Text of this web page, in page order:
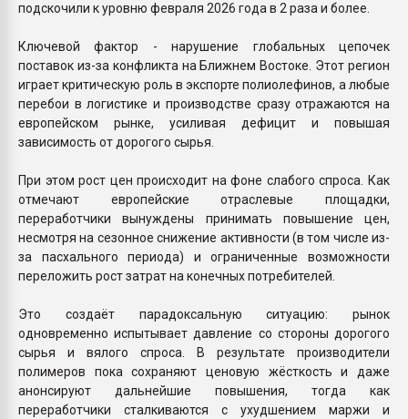
подскочили к уровню февраля 2026 года в 2 раза и более.
Ключевой фактор - нарушение глобальных цепочек
поставок из-за конфликта на Ближнем Востоке. Этот регион
играет критическую роль в экспорте полиолефинов, а любые
перебои в логистике и производстве сразу отражаются на
европейском рынке, усиливая дефицит и повышая
зависимость от дорогого сырья.
При этом рост цен происходит на фоне слабого спроса. Как
отмечают европейские отраслевые площадки,
переработчики вынуждены принимать повышение цен,
несмотря на сезонное снижение активности (в том числе из-
за пасхального периода) и ограниченные возможности
переложить рост затрат на конечных потребителей.
Это создаёт парадоксальную ситуацию: рынок
одновременно испытывает давление со стороны дорогого
сырья и вялого спроса. В результате производители
полимеров пока сохраняют ценовую жёсткость и даже
анонсируют дальнейшие повышения, тогда как
переработчики сталкиваются с ухудшением маржи и